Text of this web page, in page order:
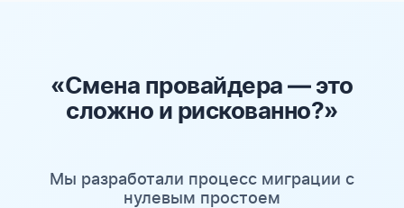
«Смена провайдера — это
сложно и рискованно?»
Мы разработали процесс миграции с
нулевым простоем